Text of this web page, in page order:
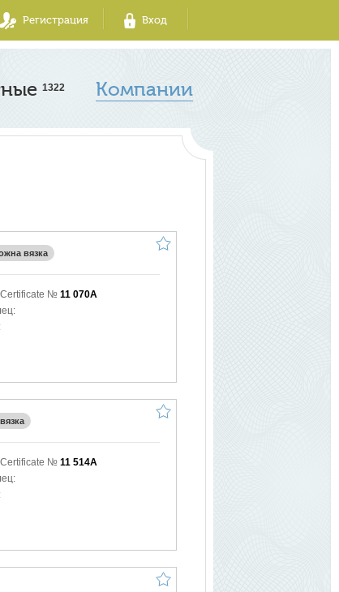
Регистрация Вход
1322 Компании
вязка
№ 11 070A
№ 11 514A